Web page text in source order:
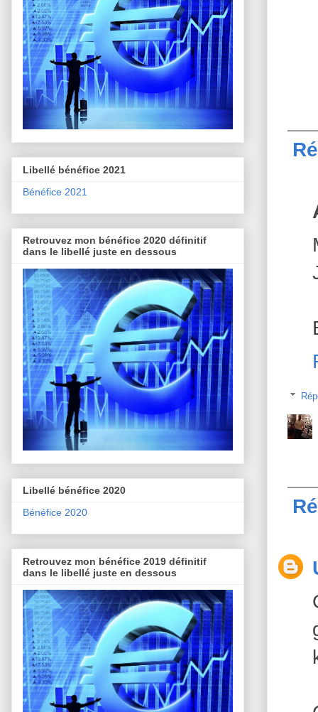
Libellé bénéfice 2021
Bénéfice 2021
Retrouvez mon bénéfice 2020 définitif
dans le libellé juste en dessous
Libellé bénéfice 2020
Bénéfice 2020
Retrouvez mon bénéfice 2019 définitif
dans le libellé juste en dessous